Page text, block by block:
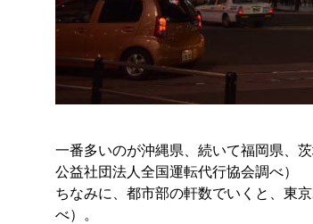
一番多いのが沖縄県、続いて福岡県、
公益社団法人全国運転代行協会調べ）
ちなみに、都市部の軒数でいくと、東
べ）。